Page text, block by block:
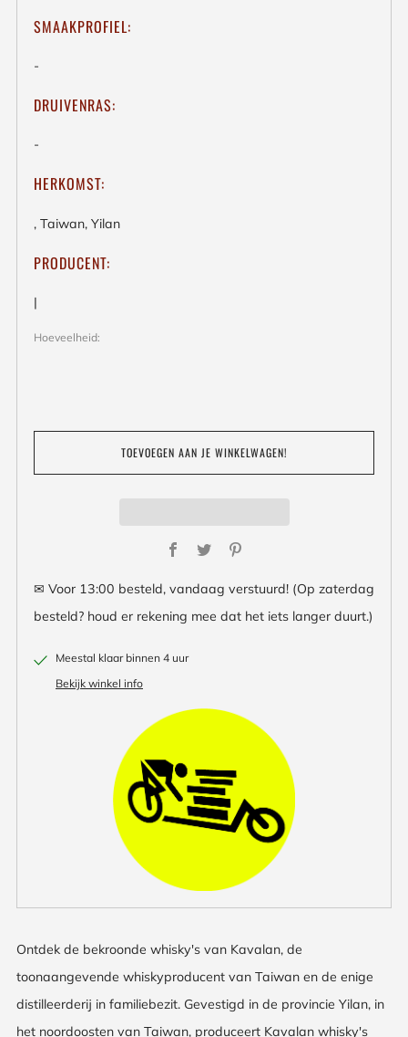
SMAAKPROFIEL:
-
DRUIVENRAS:
-
HERKOMST:
, Taiwan, Yilan
PRODUCENT:
|
Hoeveelheid:
TOEVOEGEN AAN JE WINKELWAGEN!
Facebook
Twitter
✉ Voor 13:00 besteld, vandaag verstuurd! (Op zaterdag
besteld? houd er rekening mee dat het iets langer duurt.)
Meestal klaar binnen 4 uur
Bekijk winkel info
Ontdek de bekroonde whisky's van Kavalan, de
toonaangevende whiskyproducent van Taiwan en de enige
distilleerderij in familiebezit. Gevestigd in de provincie Yilan, in
het noordoosten van Taiwan, produceert Kavalan whisky's